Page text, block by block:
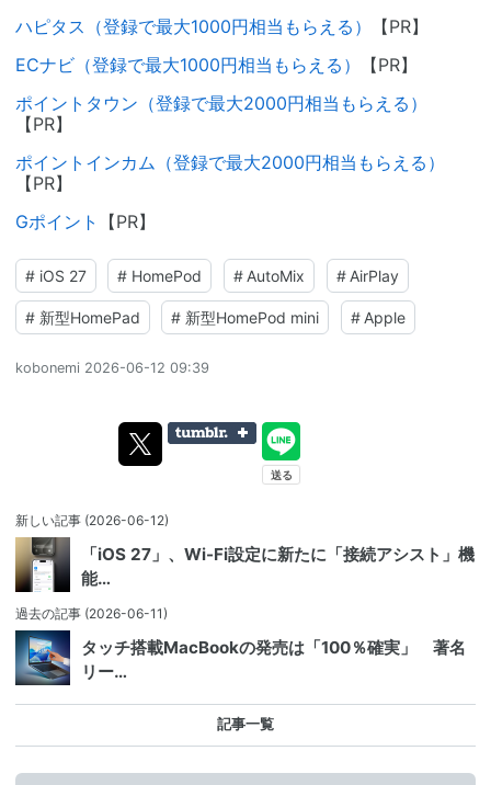
ハピタス（登録で最大1000円相当もらえる）
【PR】
ECナビ（登録で最大1000円相当もらえる）
【PR】
ポイントタウン（登録で最大2000円相当もらえる）
【PR】
ポイントインカム（登録で最大2000円相当もらえる）
【PR】
Gポイント
【PR】
# iOS 27 # HomePod # AutoMix # AirPlay
# 新型HomePad # 新型HomePod mini # Apple
kobonemi 2026-06-12 09:39
新しい記事 (2026-06-12)
「iOS 27」、Wi-Fi設定に新たに「接続アシスト」機
能…
過去の記事 (2026-06-11)
タッチ搭載MacBookの発売は「100％確実」 著名
リー…
記事一覧